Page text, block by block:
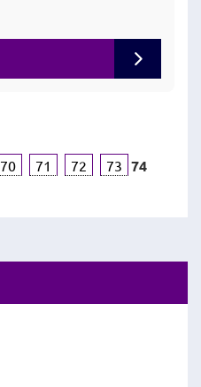
70 71 72 73 74